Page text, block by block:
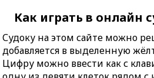
Как играть в онлайн
Судоку на этом сайте можно
добавляется в выделенную
Цифру можно ввести как с